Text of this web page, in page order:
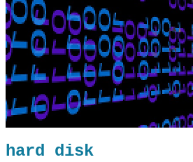
hard disk